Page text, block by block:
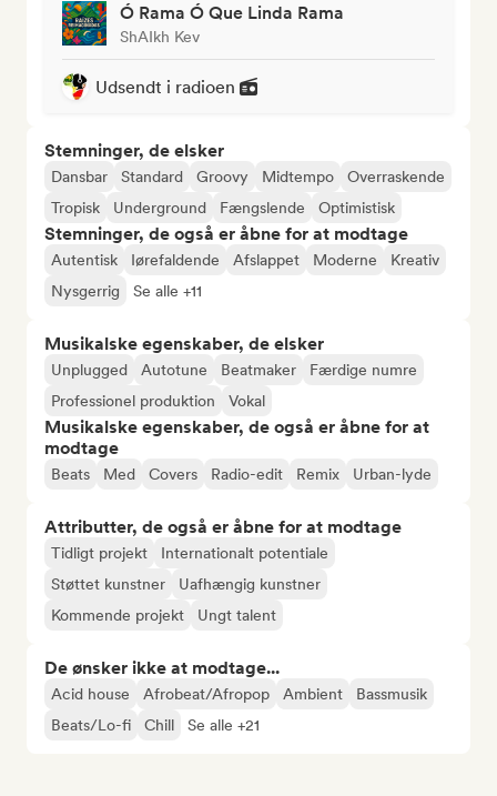
Ó Rama Ó Que Linda Rama
ShAIkh Kev
Udsendt i radioen
Stemninger, de elsker
Dansbar Standard Groovy Midtempo
Overraskende
Tropisk
Underground Fængslende Optimistisk
Stemninger, de også er åbne for at modtage
Autentisk Iørefaldende Afslappet Moderne
Kreativ
Nysgerrig
Se alle +11
Musikalske egenskaber, de elsker
Unplugged Autotune Beatmaker
Færdige numre
Professionel produktion
Vokal
Musikalske egenskaber, de også er åbne for at
modtage
Beats Med Covers Radio-edit Remix Urban-lyde
Attributter, de også er åbne for at modtage
Tidligt projekt
Internationalt potentiale
Støttet kunstner
Uafhængig kunstner
Kommende projekt
Ungt talent
De ønsker ikke at modtage...
Acid house Afrobeat/Afropop Ambient
Bassmusik
Beats/Lo-fi
Chill Se alle +21